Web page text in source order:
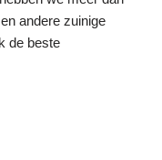
andere zuinige
de beste